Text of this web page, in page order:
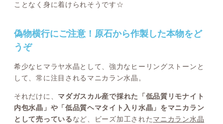
ことなく身に着けられそうです☆
偽物横行にご注意！原石から作製した本物をど
うぞ
希少なヒマラヤ水晶として、強力なヒーリングストーンと
して、常に注目されるマニカラン水晶。
それだけに、 マダガスカル産で採れた「低品質リモナイト
内包水晶」や「低品質ヘマタイト入り水晶」をマニカラン
として売っているなど、ビーズ加工されたマニカラン水晶